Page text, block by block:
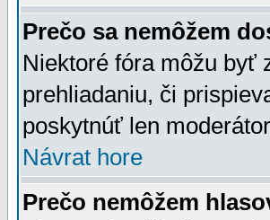
Prečo sa nemôžem
Niektoré fóra môžu byť
prehliadaniu, či
poskytnúť len
Návrat hore
Prečo nemôžem